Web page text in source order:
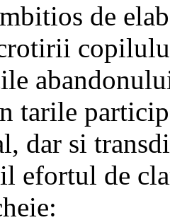
de
tarile
dar si
efortul de